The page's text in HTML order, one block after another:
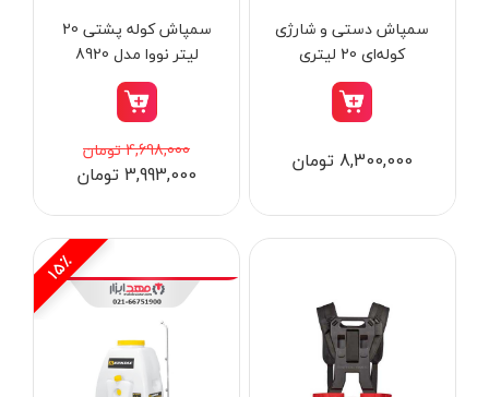
ابزار جوش و برش
ابزار اندازه گیری دقیق و لیزری
ابزار نجاری
ابزار بادی
سمپاش دستی و شارژی
کوله‌ای 20 لیتری
هاردکس مدل 20C
8,300,000 تومان
سمپاش کوله پشتی 20
لیتر نووا مدل 8920
4,698,000 تومان
3,993,000 تومان
15٪